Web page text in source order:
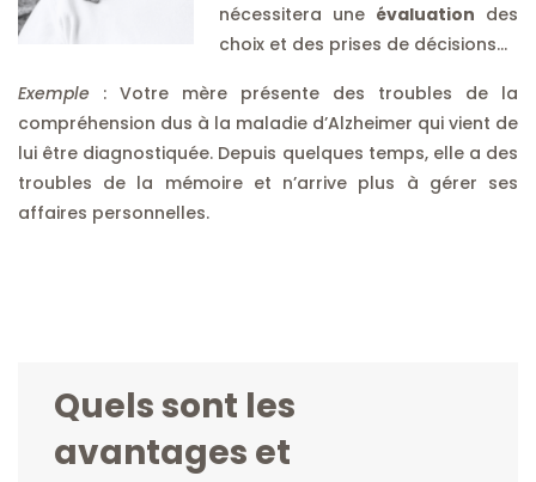
nécessitera une évaluation des
choix et des prises de décisions…
Exemple : Votre mère présente des troubles de la
compréhension dus à la maladie d’Alzheimer qui vient de
lui être diagnostiquée. Depuis quelques temps, elle a des
troubles de la mémoire et n’arrive plus à gérer ses
affaires personnelles.
Quels sont les
avantages et